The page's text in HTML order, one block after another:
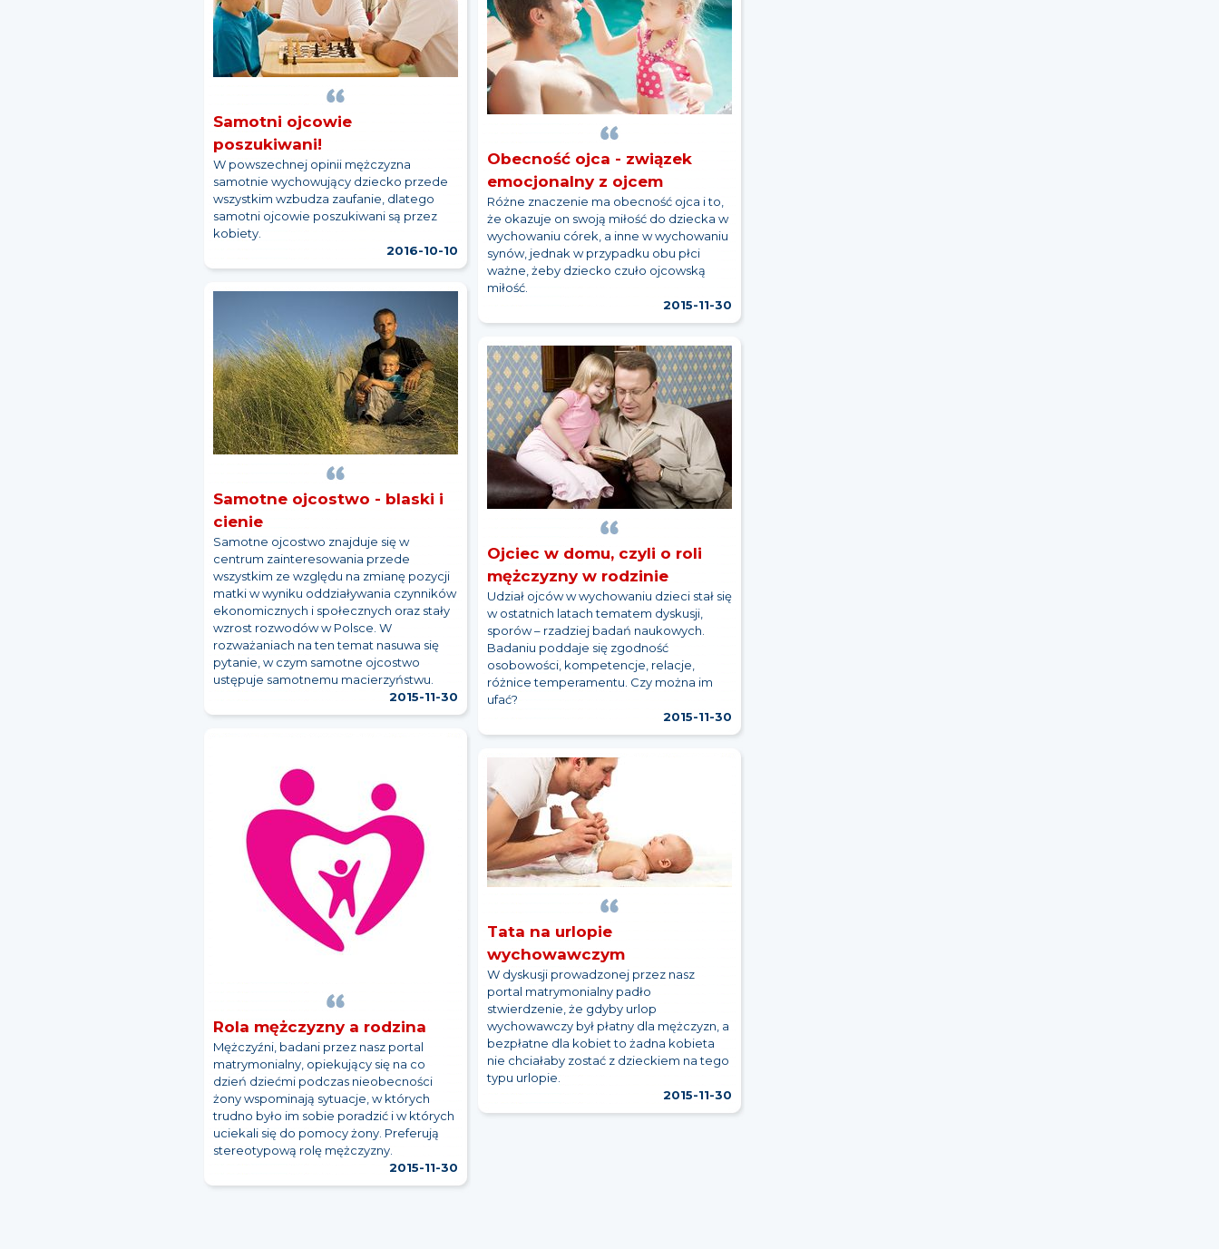
Samotni ojcowie
poszukiwani!
W powszechnej opinii mężczyzna
samotnie wychowujący dziecko przede
wszystkim wzbudza zaufanie, dlatego
samotni ojcowie poszukiwani są przez
kobiety.
2016-10-10
Obecność ojca - związek
emocjonalny z ojcem
Różne znaczenie ma obecność ojca i to,
że okazuje on swoją miłość do dziecka w
wychowaniu córek, a inne w wychowaniu
synów, jednak w przypadku obu płci
ważne, żeby dziecko czuło ojcowską
miłość.
2015-11-30
Samotne ojcostwo - blaski i
cienie
Samotne ojcostwo znajduje się w
centrum zainteresowania przede
wszystkim ze względu na zmianę pozycji
matki w wyniku oddziaływania czynników
ekonomicznych i społecznych oraz stały
wzrost rozwodów w Polsce. W
rozważaniach na ten temat nasuwa się
pytanie, w czym samotne ojcostwo
ustępuje samotnemu macierzyństwu.
2015-11-30
Ojciec w domu, czyli o roli
mężczyzny w rodzinie
Udział ojców w wychowaniu dzieci stał się
w ostatnich latach tematem dyskusji,
sporów – rzadziej badań naukowych.
Badaniu poddaje się zgodność
osobowości, kompetencje, relacje,
różnice temperamentu. Czy można im
ufać?
2015-11-30
Rola mężczyzny a rodzina
Mężczyźni, badani przez nasz portal
matrymonialny, opiekujący się na co
dzień dziećmi podczas nieobecności
żony wspominają sytuacje, w których
trudno było im sobie poradzić i w których
uciekali się do pomocy żony. Preferują
stereotypową rolę mężczyzny.
2015-11-30
Tata na urlopie
wychowawczym
W dyskusji prowadzonej przez nasz
portal matrymonialny padło
stwierdzenie, że gdyby urlop
wychowawczy był płatny dla mężczyzn, a
bezpłatne dla kobiet to żadna kobieta
nie chciałaby zostać z dzieckiem na tego
typu urlopie.
2015-11-30